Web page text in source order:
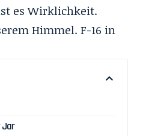
es Wirklichkeit.
Himmel. F-16 in
Jar